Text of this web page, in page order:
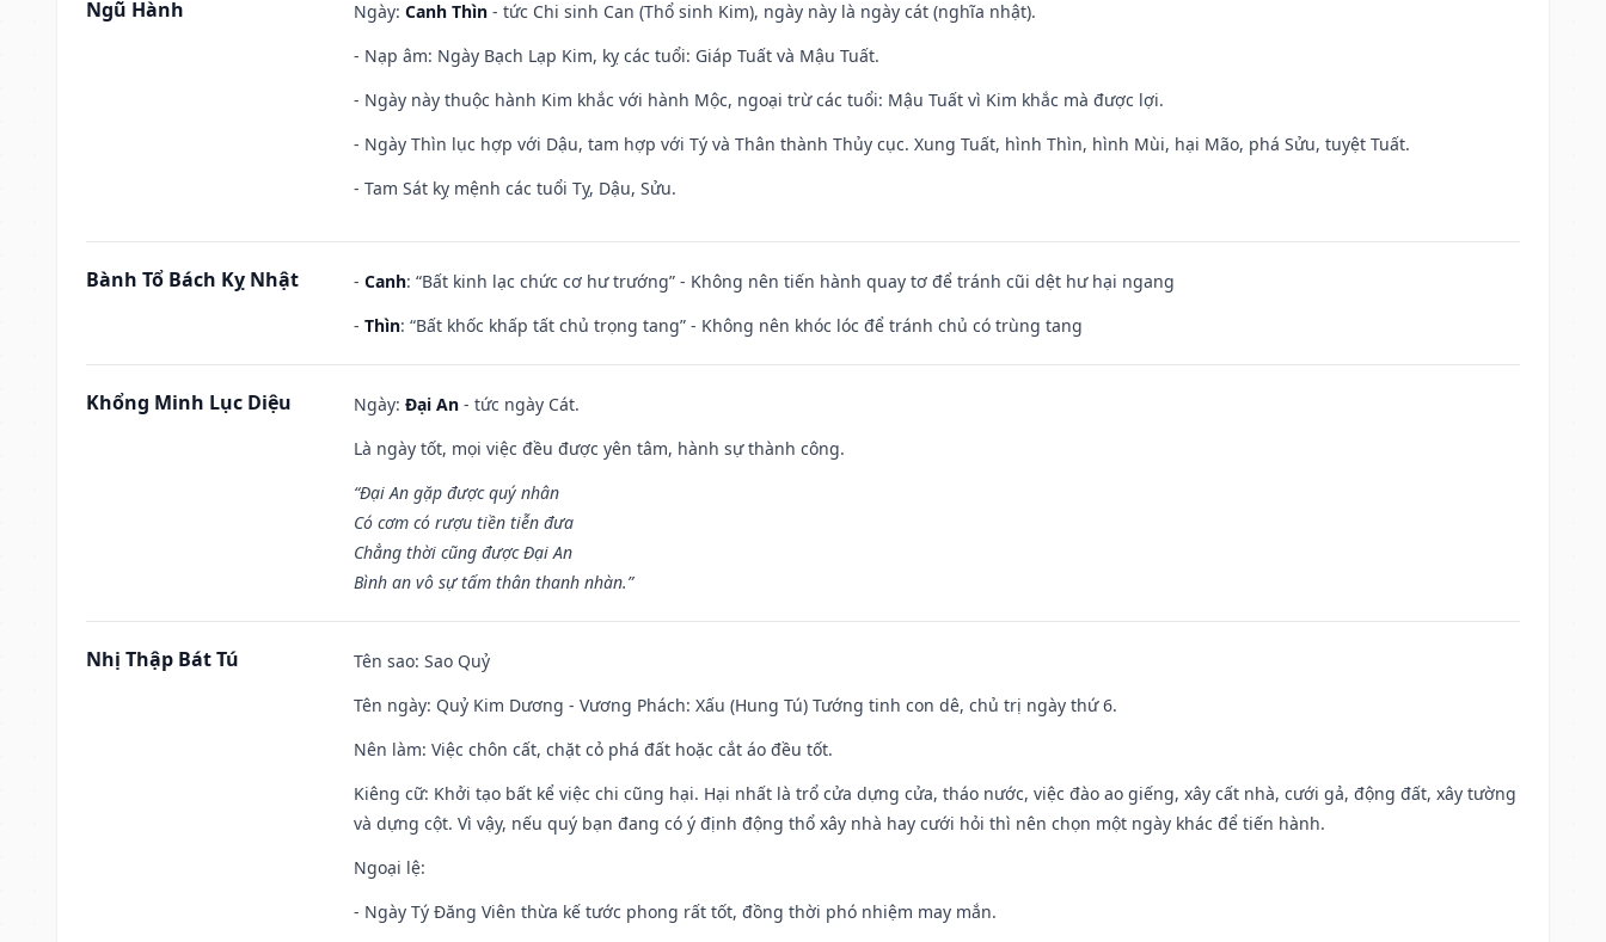
Ngũ Hành Ngày: Canh Thìn - tức Chi sinh Can (Thổ sinh Kim), ngày này là ngày cát (nghĩa nhật).
- Nạp âm: Ngày Bạch Lạp Kim, kỵ các tuổi: Giáp Tuất và Mậu Tuất.
- Ngày này thuộc hành Kim khắc với hành Mộc, ngoại trừ các tuổi: Mậu Tuất vì Kim khắc mà được lợi.
- Ngày Thìn lục hợp với Dậu, tam hợp với Tý và Thân thành Thủy cục. Xung Tuất, hình Thìn, hình Mùi, hại Mão, phá Sửu, tuyệt Tuất.
- Tam Sát kỵ mệnh các tuổi Tỵ, Dậu, Sửu.
Bành Tổ Bách Kỵ Nhật - Canh: “Bất kinh lạc chức cơ hư trướng” - Không nên tiến hành quay tơ để tránh cũi dệt hư hại ngang
- Thìn: “Bất khốc khấp tất chủ trọng tang” - Không nên khóc lóc để tránh chủ có trùng tang
Khổng Minh Lục Diệu Ngày: Đại An - tức ngày Cát.
Là ngày tốt, mọi việc đều được yên tâm, hành sự thành công.
“Đại An gặp được quý nhân
Có cơm có rượu tiền tiễn đưa
Chẳng thời cũng được Đại An
Bình an vô sự tấm thân thanh nhàn.”
Nhị Thập Bát Tú Tên sao: Sao Quỷ
Tên ngày: Quỷ Kim Dương - Vương Phách: Xấu (Hung Tú) Tướng tinh con dê, chủ trị ngày thứ 6.
Nên làm: Việc chôn cất, chặt cỏ phá đất hoặc cắt áo đều tốt.
Kiêng cữ: Khởi tạo bất kể việc chi cũng hại. Hại nhất là trổ cửa dựng cửa, tháo nước, việc đào ao giếng, xây cất nhà, cưới gả, động đất, xây tường
và dựng cột. Vì vậy, nếu quý bạn đang có ý định động thổ xây nhà hay cưới hỏi thì nên chọn một ngày khác để tiến hành.
Ngoại lệ:
- Ngày Tý Đăng Viên thừa kế tước phong rất tốt, đồng thời phó nhiệm may mắn.